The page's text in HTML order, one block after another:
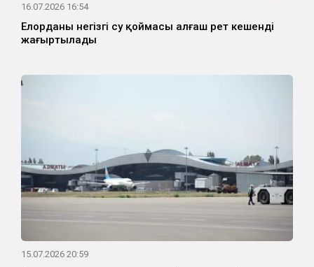
16.07.2026 16:54
Елорданың негізгі су қоймасы алғаш рет кешенді
жаңғыртылады
15.07.2026 20:59